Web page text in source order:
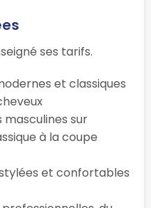
ses tarifs.
et classiques
sur
à la coupe
et confortables